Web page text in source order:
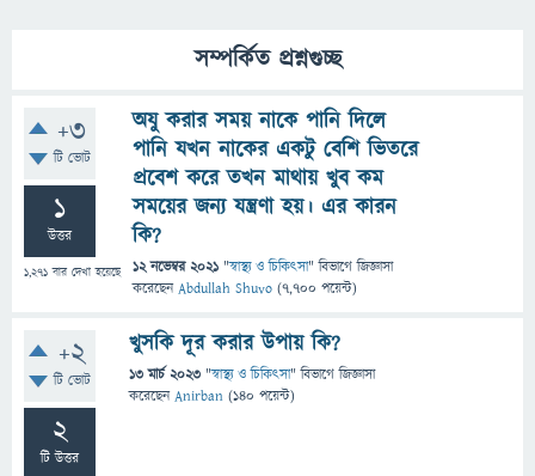
সম্পর্কিত প্রশ্নগুচ্ছ
+3
টি ভোট
1
উত্তর
1,271 বার দেখা হয়েছে
অযু করার সময় নাকে পানি দিলে
পানি যখন নাকের একটু বেশি ভিতরে
প্রবেশ করে তখন মাথায় খুব কম
সময়ের জন্য যন্ত্রণা হয়। এর কারন
কি?
12 নভেম্বর 2021 "স্বাস্থ্য ও চিকিৎসা" বিভাগে জিজ্ঞাসা
করেছেনAbdullah Shuvo (7,700 পয়েন্ট)
+2
টি ভোট
2
টি উত্তর
খুসকি দূর করার উপায় কি?
13 মার্চ 2023 "স্বাস্থ্য ও চিকিৎসা" বিভাগে জিজ্ঞাসা
করেছেনAnirban (140 পয়েন্ট)